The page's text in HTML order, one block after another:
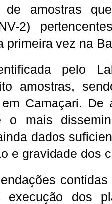
de amostras
2)
primeira vez na
pelo
amostras,
Camaçari. De
o mais
dados
e gravidade dos
execução dos